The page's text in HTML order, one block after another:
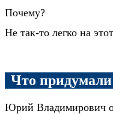
Почему?
Не так-то легко на
Что
Юрий Владимирович